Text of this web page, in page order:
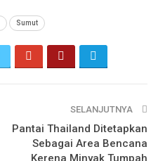
Sumut
SELANJUTNYA
Pantai Thailand Ditetapkan
Sebagai Area Bencana